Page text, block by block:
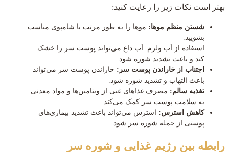
بهتر است نکات زیر را رعایت کنید:
شستن منظم موها: موها را به طور مرتب با شامپوی مناسب
بشویید.
استفاده از آب ولرم: آب داغ می‌تواند پوست سر را خشک
کند و باعث تشدید شوره شود.
اجتناب از خاراندن پوست سر: خاراندن پوست سر می‌تواند
باعث التهاب و تشدید شوره شود.
تغذیه سالم: مصرف غذاهای غنی از ویتامین‌ها و مواد معدنی
به سلامت پوست سر کمک می‌کند.
کاهش استرس: استرس می‌تواند باعث تشدید بیماری‌های
پوستی از جمله شوره سر شود.
رابطه بین رژیم غذایی و شوره سر